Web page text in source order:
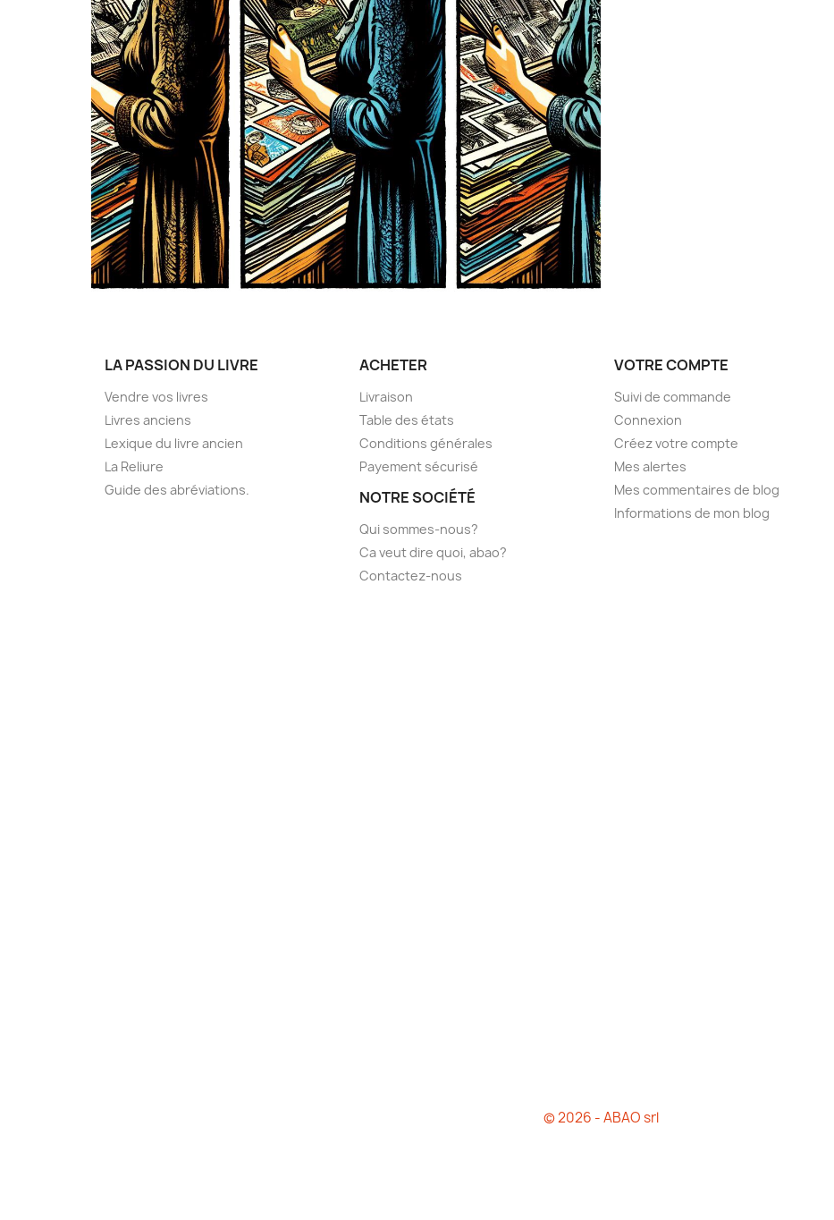
LA PASSION DU LIVRE
Vendre vos livres
Livres anciens
Lexique du livre ancien
La Reliure
Guide des abréviations.
ACHETER
Livraison
Table des états
Conditions générales
Payement sécurisé
NOTRE SOCIÉTÉ
Qui sommes-nous?
Ca veut dire quoi, abao?
Contactez-nous
VOTRE COMPTE
Suivi de commande
Connexion
Créez votre compte
Mes alertes
Mes commentaires de blog
Informations de mon blog
© 2026 - ABAO srl